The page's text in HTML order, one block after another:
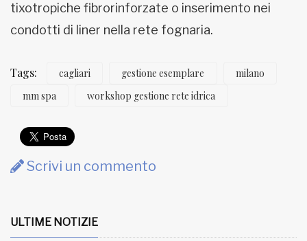
tixotropiche fibrorinforzate o inserimento nei
condotti di liner nella rete fognaria.
Tags: cagliari gestione esemplare
milano
mm spa
workshop gestione rete idrica
Scrivi un commento
ULTIME NOTIZIE